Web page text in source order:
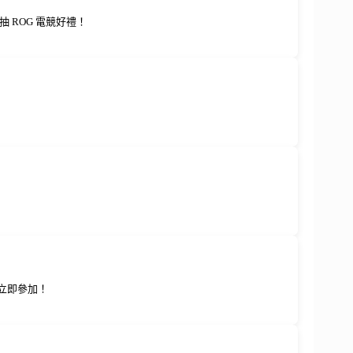
ROG 電競好禮！
即參加！